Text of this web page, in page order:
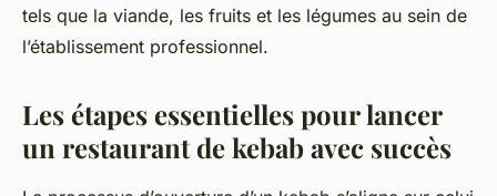
tels que la viande, les fruits et les légumes au sein de
l’établissement professionnel.
Les étapes essentielles pour lancer
un restaurant de kebab avec succès